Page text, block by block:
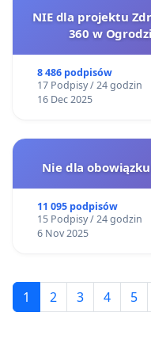
NIE dla projektu
360 w
8 486 podpisów
17 Podpisy / 24 godzin
16 Dec 2025
Nie dla
11 095 podpisów
15 Podpisy / 24 godzin
6 Nov 2025
1 2 3 4 5